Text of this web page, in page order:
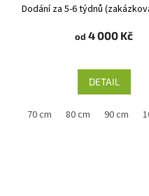
Dodání za 5-6 týdnů
od 4 000 Kč
DETAIL
70 cm 80 cm 90 cm